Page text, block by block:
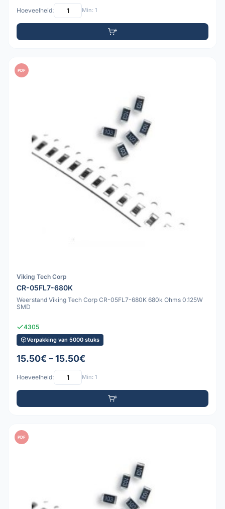
Hoeveelheid: Min: 1
PDF
Viking Tech Corp
CR-05FL7-680K
Weerstand Viking Tech Corp CR-05FL7-680K 680k Ohms 0.125W
SMD
4305
Verpakking van 5000 stuks
15.50€ – 15.50€
Hoeveelheid: Min: 1
PDF